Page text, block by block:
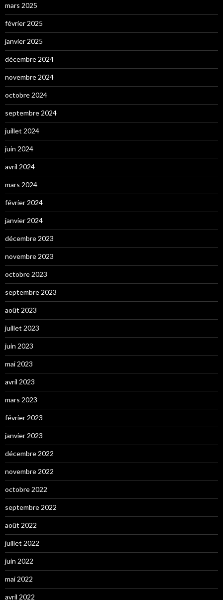
mars 2025
février 2025
janvier 2025
décembre 2024
novembre 2024
octobre 2024
septembre 2024
juillet 2024
juin 2024
avril 2024
mars 2024
février 2024
janvier 2024
décembre 2023
novembre 2023
octobre 2023
septembre 2023
août 2023
juillet 2023
juin 2023
mai 2023
avril 2023
mars 2023
février 2023
janvier 2023
décembre 2022
novembre 2022
octobre 2022
septembre 2022
août 2022
juillet 2022
juin 2022
mai 2022
avril 2022